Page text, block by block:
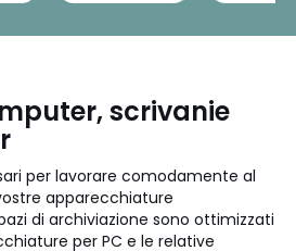
scrivanie
per lavorare comodamente al
apparecchiature
di archiviazione sono ottimizzati
per PC e le relative